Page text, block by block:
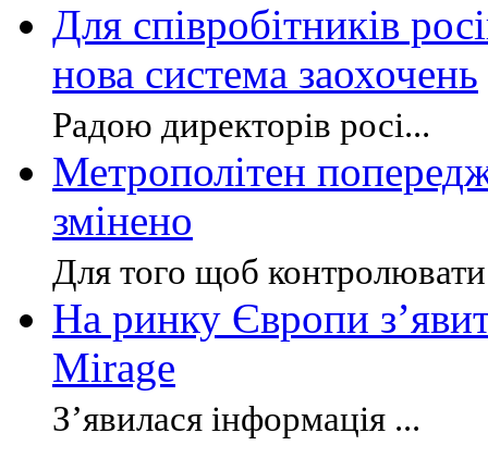
Для співробітників
нова система заохочень
Радою директорів росі...
Метрополітен
змінено
Для того щоб
На ринку Європи
Mirage
З’явилася інформація ...